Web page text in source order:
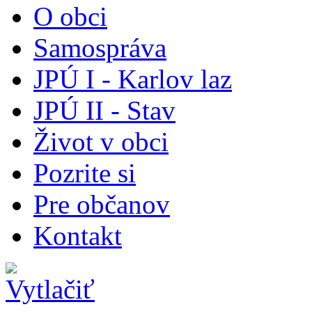
O obci
Samospráva
JPÚ I - Karlov laz
JPÚ II - Stav
Život v obci
Pozrite si
Pre občanov
Kontakt